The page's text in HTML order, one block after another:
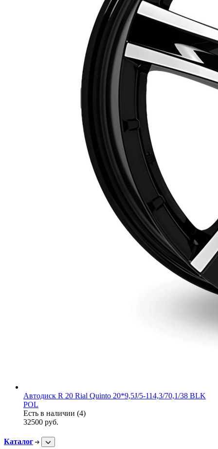
Автодиск R 20 Rial Quinto 20*9,5J/5-114,3/70,1/38 BLK
POL
Есть в наличии (4)
32500 руб.
Каталог